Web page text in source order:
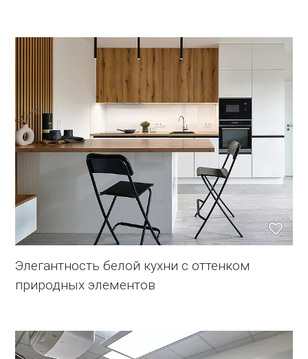
Элегантность белой кухни с оттенком
природных элементов